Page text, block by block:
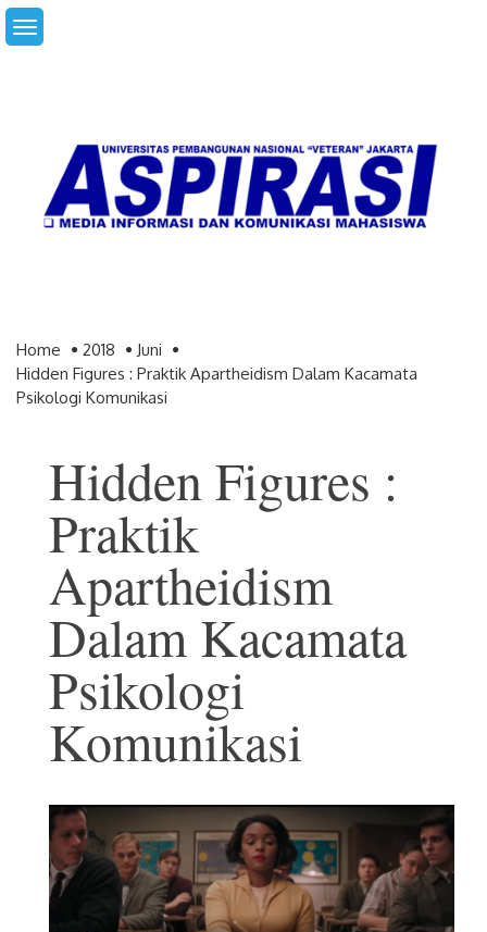
Skip
to
Home 2018
Juni
Hidden Figures : Praktik Apartheidism Dalam Kacamata
Psikologi Komunikasi
Hidden Figures :
Praktik
Apartheidism
Dalam Kacamata
Psikologi
Komunikasi